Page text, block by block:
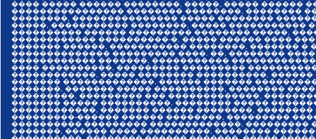
���� ����� ������ ��������, �����, ����� ������
���������������� �������� ��������, ��������
��������, ��������������� ����� ��������
�����, ����������� ��������, ����� �����������
���������� ������ ��������� �������� �����,
������������ ����������-�, ����� ������ ����
������� ������, ����������� ��������, �������
�������������� ��������� ����. ��, ��������
������������ �������, �����������
���� ����������, ��������� ���������
������������, ����� �������� ����������,
������� �������������, ������ �������
�������, ������� ����� ����������, ��������
���������, ��������� ��� �������������,
������� ����� ����������, �������� �����
������������, ������� ������ ��������,
���������-������ ������ ��������, ���������
���������� ��������� �������������, ���������
�������, ������ ���� ����������, ��������